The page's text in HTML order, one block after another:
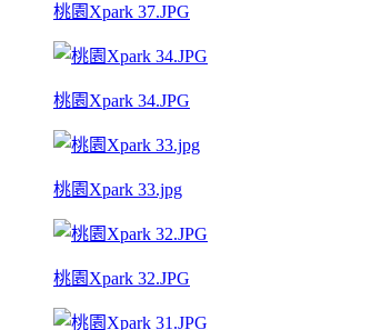
桃園Xpark 37.JPG
桃園Xpark 34.JPG
桃園Xpark 33.jpg
桃園Xpark 32.JPG